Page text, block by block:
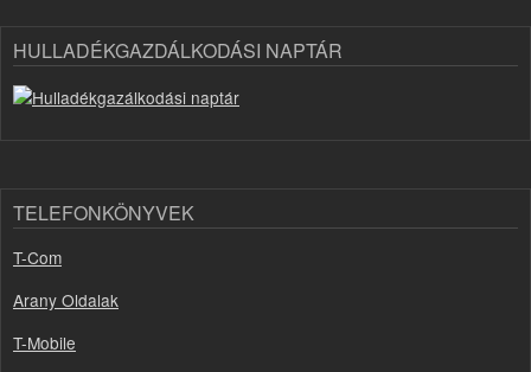
HULLADÉKGAZDÁLKODÁSI NAPTÁR
TELEFONKÖNYVEK
T-Com
Arany Oldalak
T-Mobile